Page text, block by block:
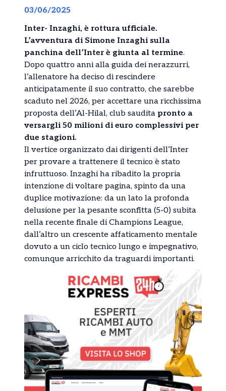
03/06/2025
Inter- Inzaghi, è rottura ufficiale.
L’avventura di Simone Inzaghi sulla
panchina dell’Inter è giunta al termine.
Dopo quattro anni alla guida dei nerazzurri,
l’allenatore ha deciso di rescindere
anticipatamente il suo contratto, che sarebbe
scaduto nel 2026, per accettare una ricchissima
proposta dell’Al-Hilal, club saudita pronto a
versargli 50 milioni di euro complessivi per
due stagioni.
Il vertice organizzato dai dirigenti dell’Inter
per provare a trattenere il tecnico è stato
infruttuoso. Inzaghi ha ribadito la propria
intenzione di voltare pagina, spinto da una
duplice motivazione: da un lato la profonda
delusione per la pesante sconfitta (5-0) subita
nella recente finale di Champions League,
dall’altro un crescente affaticamento mentale
dovuto a un ciclo tecnico lungo e impegnativo,
comunque arricchito da traguardi importanti.